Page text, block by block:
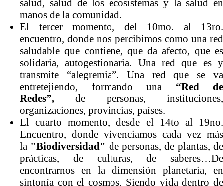
salud, salud de los ecosistemas y la salud en
manos de la comunidad.
El tercer momento, del 10mo. al 13ro.
encuentro, donde nos percibimos como una red
saludable que contiene, que da afecto, que es
solidaria, autogestionaria. Una red que es y
transmite “alegremia”. Una red que se va
entretejiendo, formando una “Red de
Redes”,de personas, instituciones,
organizaciones, provincias, países.
El cuarto momento, desde el 14to al 19no.
Encuentro, donde vivenciamos cada vez más
la "Biodiversidad" de personas, de plantas, de
prácticas, de culturas, de saberes…De
encontrarnos en la dimensión planetaria, en
sintonía con el cosmos. Siendo vida dentro de